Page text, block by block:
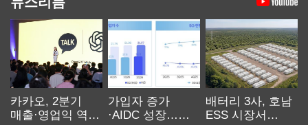
카카오, 2분기
매출·영업익 역대
가입자 증가
·AIDC 성장…
배터리 3사, 호남
ESS 시장서